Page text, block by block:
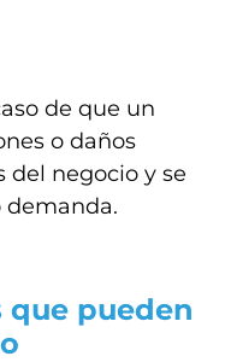
de que un
o daños
del negocio y se
demanda.
que pueden